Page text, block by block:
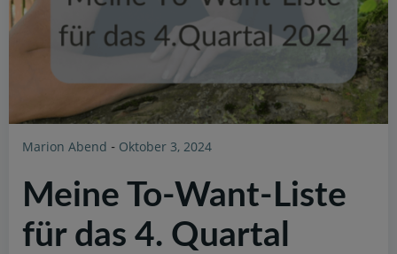
Marion Abend - Oktober 3, 2024
Meine To-Want-Liste
für das 4. Quartal